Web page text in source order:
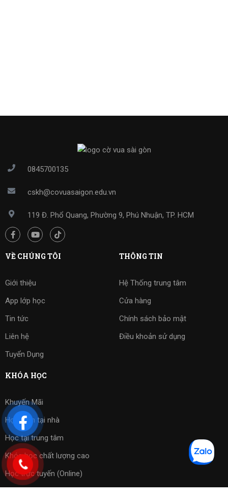
0845700135
cskh@covuasaigon.edu.vn
119 Đ. Phổ Quang, Phường 9, Phú Nhuận, TP. HCM
VỀ CHÚNG TÔI
Giới thiệu
App lớp học
Tin tức
Liên hệ
Tuyển Dụng
THÔNG TIN
Hệ Thống trung tâm
Cửa hàng
Chính sách bảo mật
Điều khoản sử dụng
KHÓA HỌC
Khuyến Mãi
Học kèm tại nhà
Học tại trung tâm
Khóa học chất lượng cao
Học trực tuyến (Online)